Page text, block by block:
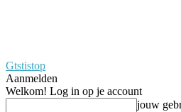
Gtstistop
Aanmelden
Welkom! Log in op je account
jouw